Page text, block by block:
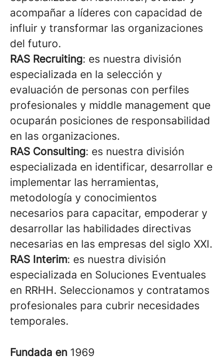
acompañar a líderes con capacidad de
influir y transformar las organizaciones
del futuro.
RAS Recruiting: es nuestra división
especializada en la selección y
evaluación de personas con perfiles
profesionales y middle management que
ocuparán posiciones de responsabilidad
en las organizaciones.
RAS Consulting: es nuestra división
especializada en identificar, desarrollar e
implementar las herramientas,
metodología y conocimientos
necesarios para capacitar, empoderar y
desarrollar las habilidades directivas
necesarias en las empresas del siglo XXI.
RAS Interim: es nuestra división
especializada en Soluciones Eventuales
en RRHH. Seleccionamos y contratamos
profesionales para cubrir necesidades
temporales.
Fundada en 1969